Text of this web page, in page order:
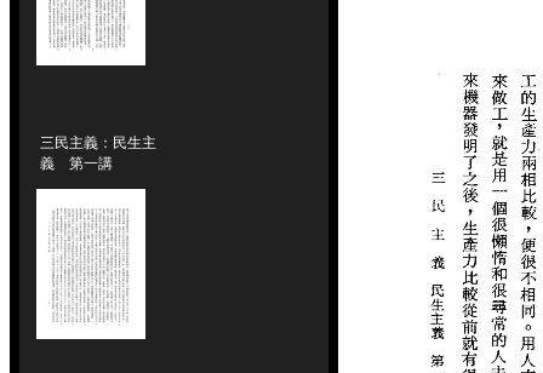
三民主義：民生主
義 第一講